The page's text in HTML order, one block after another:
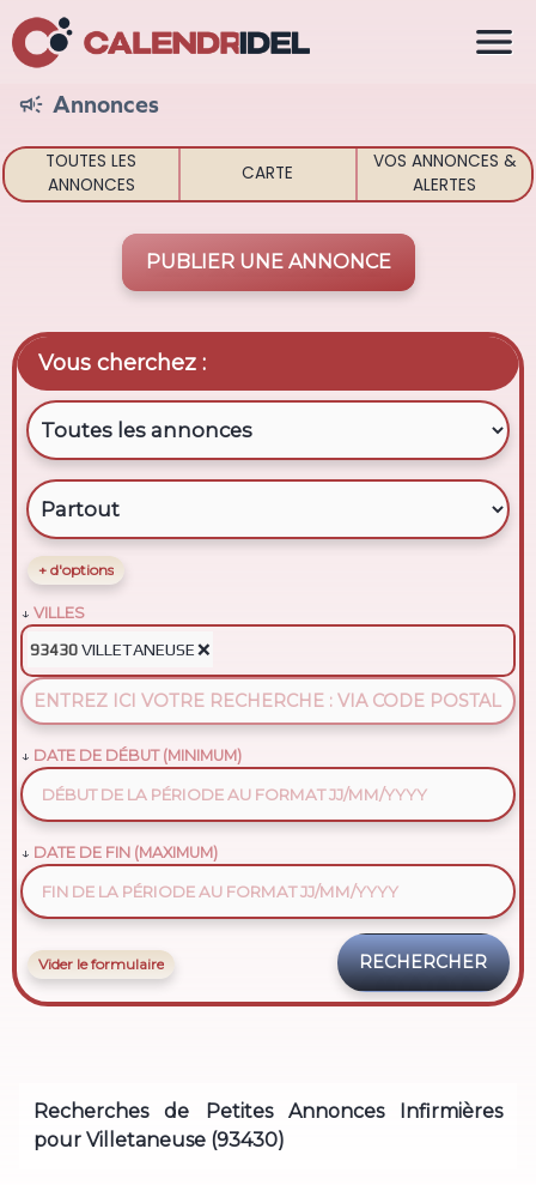
 Annonces
TOUTES LES
ANNONCES
CARTE
VOS ANNONCES &
ALERTES
PUBLIER UNE ANNONCE
Vous cherchez :
+ d'options
VILLES
93430 VILLETANEUSE❌
DATE DE DÉBUT (MINIMUM)
DATE DE FIN (MAXIMUM)
Vider le formulaire
Recherches de Petites Annonces Infirmières
pour Villetaneuse (93430)
